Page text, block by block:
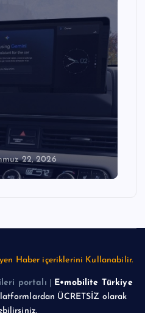
22, 2026
Haber içeriklerini Kullanabilir.
portalı
E•mobilite Türkiye
ÜCRETSİZ olarak